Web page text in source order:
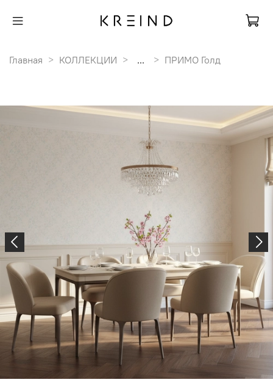
Главная КОЛЛЕКЦИИ ... ПРИМО Голд